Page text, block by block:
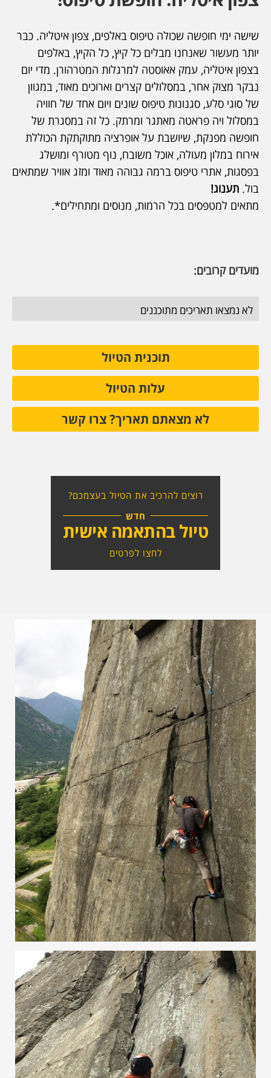
שישה ימי חופשה שכולה טיפוס באלפים, צפון איטליה. כבר
יותר מעשור שאנחנו מבלים כל קיץ, כל הקיץ, באלפים
בצפון איטליה, עמק אאוסטה למרגלות המטרהורן. מדי יום
נבקר מצוק אחר, במסלולים קצרים וארוכים מאוד, במגוון
של סוגי סלע, סגנונות טיפוס שונים ויום אחד של חוויה
במסלול ויה פראטה מאתגר ומרתק. כל זה במסגרת של
חופשה מפנקת, שיושבת על אופרציה מתוקתקת הכוללת
אירוח במלון מעולה, אוכל משובח, נוף מטורף ומושלג
בפסגות, אתרי טיפוס ברמה גבוהה מאוד ומזג אוויר שמתאים
בול.תענוג!
מתאים למטפסים בכל הרמות, מנוסים ומתחילים*.
מועדים קרובים:
לא נמצאו תאריכים מתוכננים
תוכנית הטיול
עלות הטיול
לא מצאתם תאריך? צרו קשר
רוצים להרכיב את הטיול בעצמכם?
חדש
טיול בהתאמה אישית
לחצו לפרטים